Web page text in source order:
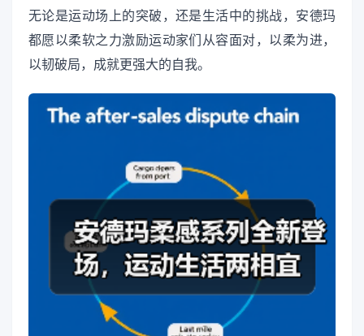
无论是运动场上的突破，还是生活中的挑战，安德玛
都愿以柔软之力激励运动家们从容面对，以柔为进，
以韧破局，成就更强大的自我。